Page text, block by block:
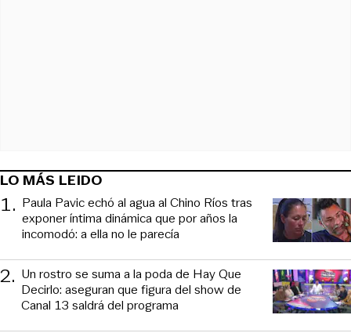
LO MÁS LEIDO
1. Paula Pavic echó al agua al Chino Ríos tras
exponer íntima dinámica que por años la
incomodó: a ella no le parecía
2. Un rostro se suma a la poda de Hay Que
Decirlo: aseguran que figura del show de
Canal 13 saldrá del programa